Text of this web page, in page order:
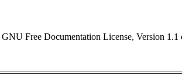
GNU Free Documentation License, Version